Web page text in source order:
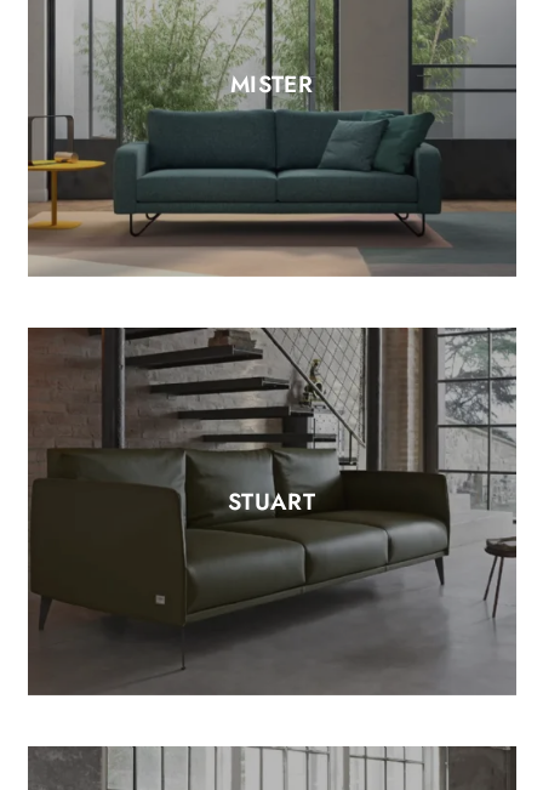
MISTER
STUART